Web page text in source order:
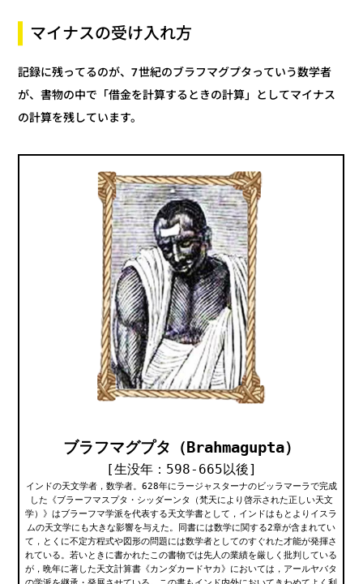
マイナスの受け入れ方
記録に残ってるのが、7世紀のブラフマグプタっていう数学者
が、書物の中で「借金を計算するときの計算」としてマイナス
の計算を残しています。
ブラフマグプタ（Brahmagupta）
[生没年：598-665以後]
インドの天文学者，数学者。628年にラージャスターナのビッラマーラで完成
した《ブラーフマスプタ・シッダーンタ（梵天により啓示された正しい天文
学）》はブラーフマ学派を代表する天文学書として，インドはもとよりイスラ
ムの天文学にも大きな影響を与えた。同書には数学に関する2章が含まれてい
て，とくに不定方程式や図形の問題には数学者としてのすぐれた才能が発揮さ
れている。若いときに書かれたこの書物では先人の業績を厳しく批判している
が，晩年に著した天文計算書《カンダカードヤカ》においては，アールヤバタ